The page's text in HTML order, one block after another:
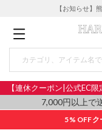
【お知らせ】
【連休クーポン|公式EC
7,000円以上で
5% OFFク